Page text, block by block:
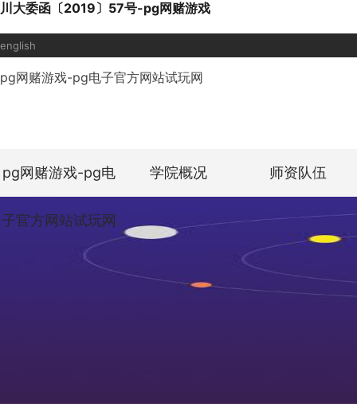
川大委函〔2019〕57号-pg网赌游戏
english
pg网赌游戏-pg电子官方网站试玩网
pg网赌游戏-pg电
子官方网站试玩网
学院概况 师资队伍